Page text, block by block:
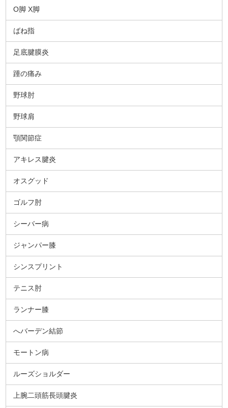
O脚 X脚
ばね指
足底腱膜炎
踵の痛み
野球肘
野球肩
顎関節症
アキレス腱炎
オスグッド
ゴルフ肘
シーバー病
ジャンパー膝
シンスプリント
テニス肘
ランナー膝
へバーデン結節
モートン病
ルーズショルダー
上腕二頭筋長頭腱炎